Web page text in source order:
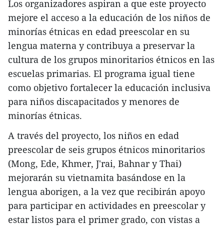
Los organizadores aspiran a que este proyecto
mejore el acceso a la educación de los niños de
minorías étnicas en edad preescolar en su
lengua materna y contribuya a preservar la
cultura de los grupos minoritarios étnicos en las
escuelas primarias. El programa igual tiene
como objetivo fortalecer la educación inclusiva
para niños discapacitados y menores de
minorías étnicas.
A través del proyecto, los niños en edad
preescolar de seis grupos étnicos minoritarios
(Mong, Ede, Khmer, J'rai, Bahnar y Thai)
mejorarán su vietnamita basándose en la
lengua aborigen, a la vez que recibirán apoyo
para participar en actividades en preescolar y
estar listos para el primer grado, con vistas a